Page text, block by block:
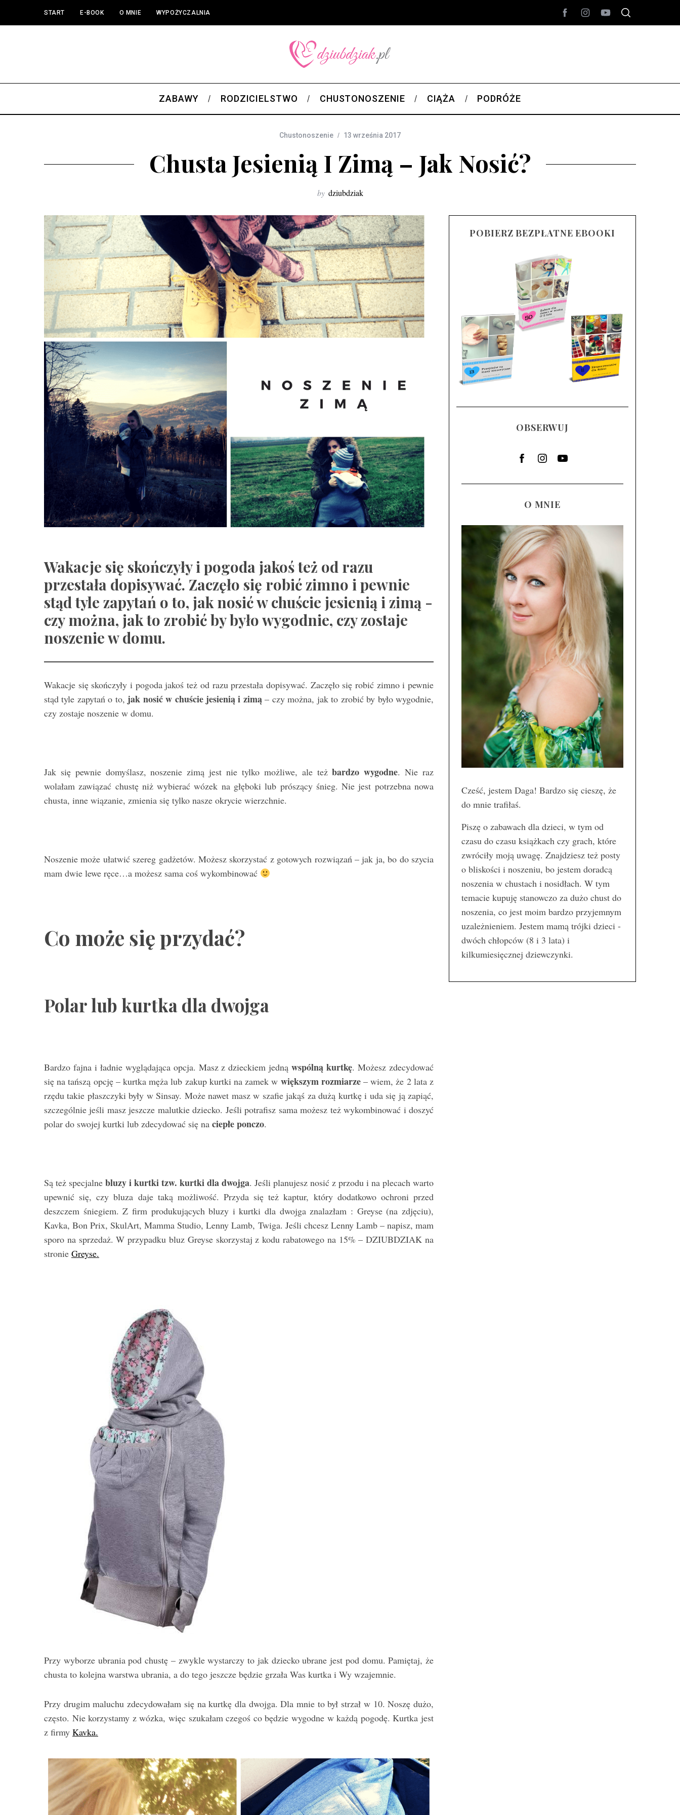
START E-BOOK O MNIE WYPOŻYCZALNIA
ZABAWY RODZICIELSTWO CHUSTONOSZENIE CIĄŻA PODRÓŻE
Chustonoszenie 13 września 2017
Chusta Jesienią I Zimą – Jak Nosić?
by dziubdziak
Wakacje się skończyły i pogoda jakoś też od razu
przestała dopisywać. Zaczęło się robić zimno i pewnie
stąd tyle zapytań o to, jak nosić w chuście jesienią i zimą -
czy można, jak to zrobić by było wygodnie, czy zostaje
noszenie w domu.
Wakacje się skończyły i pogoda jakoś też od razu przestała dopisywać. Zaczęło się robić zimno i pewnie
stąd tyle zapytań o to, jak nosić w chuście jesienią i zimą– czy można, jak to zrobić by było wygodnie,
czy zostaje noszenie w domu.
Jak się pewnie domyślasz, noszenie zimą jest nie tylko możliwe, ale teżbardzo wygodne. Nie raz
wolałam zawiązać chustę niż wybierać wózek na głęboki lub prószący śnieg. Nie jest potrzebna nowa
chusta, inne wiązanie, zmienia się tylko nasze okrycie wierzchnie.
Noszenie może ułatwić szereg gadżetów. Możesz skorzystać z gotowych rozwiązań – jak ja, bo do szycia
mam dwie lewe ręce…a możesz sama coś wykombinować
Co może się przydać?
Polar lub kurtka dla dwojga
Bardzo fajna i ładnie wyglądająca opcja. Masz z dzieckiem jednąwspólną kurtkę. Możesz zdecydować
się na tańszą opcję – kurtka męża lub zakup kurtki na zamek w większym rozmiarze– wiem, że 2 lata z
rzędu takie płaszczyki były w Sinsay. Może nawet masz w szafie jakąś za dużą kurtkę i uda się ją zapiąć,
szczególnie jeśli masz jeszcze malutkie dziecko. Jeśli potrafisz sama możesz też wykombinować i doszyć
polar do swojej kurtki lub zdecydować się na ciepłe ponczo.
Są też specjalne bluzy i kurtki tzw. kurtki dla dwojga. Jeśli planujesz nosić z przodu i na plecach warto
upewnić się, czy bluza daje taką możliwość. Przyda się też kaptur, który dodatkowo ochroni przed
deszczem śniegiem. Z firm produkujących bluzy i kurtki dla dwojga znalazłam : Greyse (na zdjęciu),
Kavka, Bon Prix, SkulArt, Mamma Studio, Lenny Lamb, Twiga. Jeśli chcesz Lenny Lamb – napisz, mam
sporo na sprzedaż. W przypadku bluz Greyse skorzystaj z kodu rabatowego na 15% – DZIUBDZIAK na
stronie Greyse.
Przy wyborze ubrania pod chustę – zwykle wystarczy to jak dziecko ubrane jest pod domu. Pamiętaj, że
chusta to kolejna warstwa ubrania, a do tego jeszcze będzie grzała Was kurtka i Wy wzajemnie.
Przy drugim maluchu zdecydowałam się na kurtkę dla dwojga. Dla mnie to był strzał w 10. Noszę dużo,
często. Nie korzystamy z wózka, więc szukałam czegoś co będzie wygodne w każdą pogodę. Kurtka jest
z firmy Kavka.
POBIERZ BEZPŁATNE EBOOKI
OBSERWUJ
O MNIE
Cześć, jestem Daga! Bardzo się cieszę, że
do mnie trafiłaś.
Piszę o zabawach dla dzieci, w tym od
czasu do czasu książkach czy grach, które
zwróciły moją uwagę. Znajdziesz też posty
o bliskości i noszeniu, bo jestem doradcą
noszenia w chustach i nosidłach. W tym
temacie kupuję stanowczo za dużo chust do
noszenia, co jest moim bardzo przyjemnym
uzależnieniem. Jestem mamą trójki dzieci -
dwóch chłopców (8 i 3 lata) i
kilkumiesięcznej dziewczynki.
c
h